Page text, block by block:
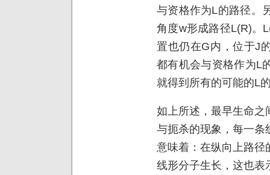
与资格作为L的路径。
角度w形成路径L(R)。
置也仍在G内，位于J
都有机会与资格作为L
就得到所有的可能的L
如上所述，最早生命之
与扼杀的现象，每一条
意味着：在纵向上路径
线形分子生长，这也表